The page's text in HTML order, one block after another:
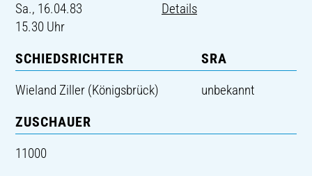
Sa., 16.04.83
15.30 Uhr
Details
SCHIEDSRICHTER
Wieland Ziller (Königsbrück)
SRA
unbekannt
ZUSCHAUER
11000